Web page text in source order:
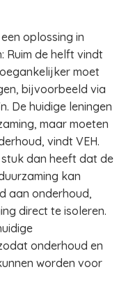
oplossing in
Ruim de helft vindt
moet
bijvoorbeeld via
De huidige leningen
maar moeten
vindt VEH.
dan heeft dat de
kan
aan onderhoud,
direct te isoleren.
onderhoud en
worden voor